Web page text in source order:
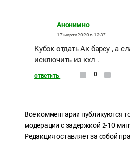
Анонимно
17 марта 2020 в 13:37
Кубок отдать Ак барсу , а
исключить из кхл .
ответить 0
Все комментарии публикуются
модерации с задержкой 2-10
Редакция оставляет за собой